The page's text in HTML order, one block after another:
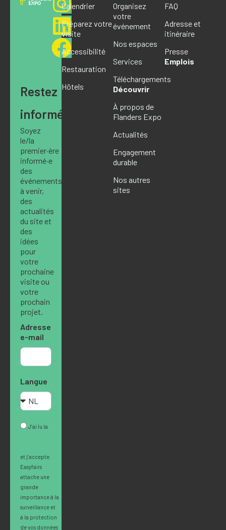
Restez
informé·e
Soyez
le/la
premier·ère
informé·e
des
événements
à venir,
des
actualités
du site et
des
idées
pour
votre
prochaine
visite ou
votre
prochain
projet.
Adresse
e-mail
Langue
J’ai lu la
et j’accepte.
Easyfairs
attache une
grande
importance à la
surveillance et
à la protection
de vos données
Calendrier
Préparez votre
visite
Accessibilité
Restauration
Hôtels
Organisez
votre
événement
Nos espaces
Services
Téléchargements
Découvrir
À propos de
Flanders Expo
Actualités
Engagement
durable
Nos autres
sites
FAQ
Adresse et
itinéraire
Presse
Emplois